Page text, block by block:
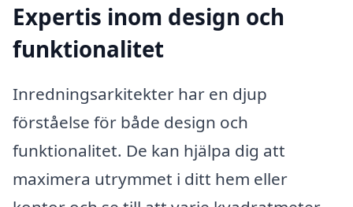
Expertis inom design och
funktionalitet
Inredningsarkitekter har en djup
förståelse för både design och
funktionalitet. De kan hjälpa dig att
maximera utrymmet i ditt hem eller